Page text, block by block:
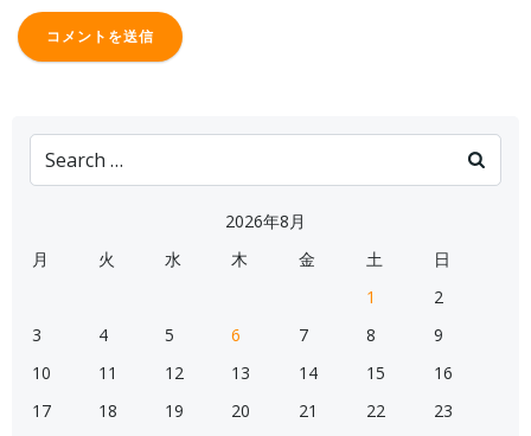
Search
for:
2026年8月
月
火 水 木 金 土
日
1
2
3
4 5 6 7 8
9
10
11 12 13 14 15
16
17
18 19 20 21 22
23